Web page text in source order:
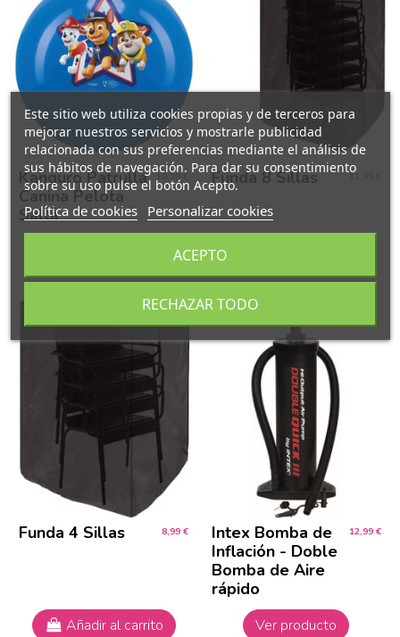
Kanguro Patrulla
Canina Pelota
Salta
10,99 € Funda 8 Sillas 11,99 €
Funda 4 Sillas 8,99 €
Añadir al carrito
Intex Bomba de
Inflación - Doble
Bomba de Aire
rápido
12,99 €
Ver producto
Este sitio web utiliza cookies propias y de terceros para
mejorar nuestros servicios y mostrarle publicidad
relacionada con sus preferencias mediante el análisis de
sus hábitos de navegación. Para dar su consentimiento
sobre su uso pulse el botón Acepto.
Política de cookies Personalizar cookies
RECHAZAR TODO
ACEPTO